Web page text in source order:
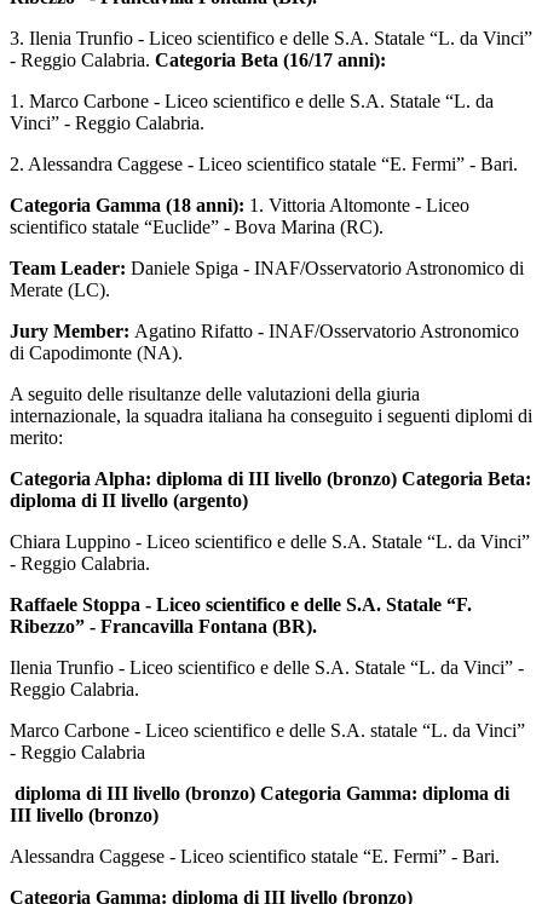
3. Ilenia Trunfio - Liceo scientifico e delle S.A. Statale “L. da Vinci”
- Reggio Calabria. Categoria Beta (16/17 anni):
1. Marco Carbone - Liceo scientifico e delle S.A. Statale “L. da
Vinci” - Reggio Calabria.
2. Alessandra Caggese - Liceo scientifico statale “E. Fermi” - Bari.
Categoria Gamma (18 anni): 1. Vittoria Altomonte - Liceo
scientifico statale “Euclide” - Bova Marina (RC).
Team Leader: Daniele Spiga - INAF/Osservatorio Astronomico di
Merate (LC).
Jury Member: Agatino Rifatto - INAF/Osservatorio Astronomico
di Capodimonte (NA).
A seguito delle risultanze delle valutazioni della giuria
internazionale, la squadra italiana ha conseguito i seguenti diplomi di
merito:
Categoria Alpha: diploma di III livello (bronzo) Categoria Beta:
diploma di II livello (argento)
Chiara Luppino - Liceo scientifico e delle S.A. Statale “L. da Vinci”
- Reggio Calabria.
Raffaele Stoppa - Liceo scientifico e delle S.A. Statale “F.
Ribezzo” - Francavilla Fontana (BR).
Ilenia Trunfio - Liceo scientifico e delle S.A. Statale “L. da Vinci” -
Reggio Calabria.
Marco Carbone - Liceo scientifico e delle S.A. statale “L. da Vinci”
- Reggio Calabria
diploma di III livello (bronzo) Categoria Gamma: diploma di
III livello (bronzo)
Alessandra Caggese - Liceo scientifico statale “E. Fermi” - Bari.
Categoria Gamma: diploma di III livello (bronzo)